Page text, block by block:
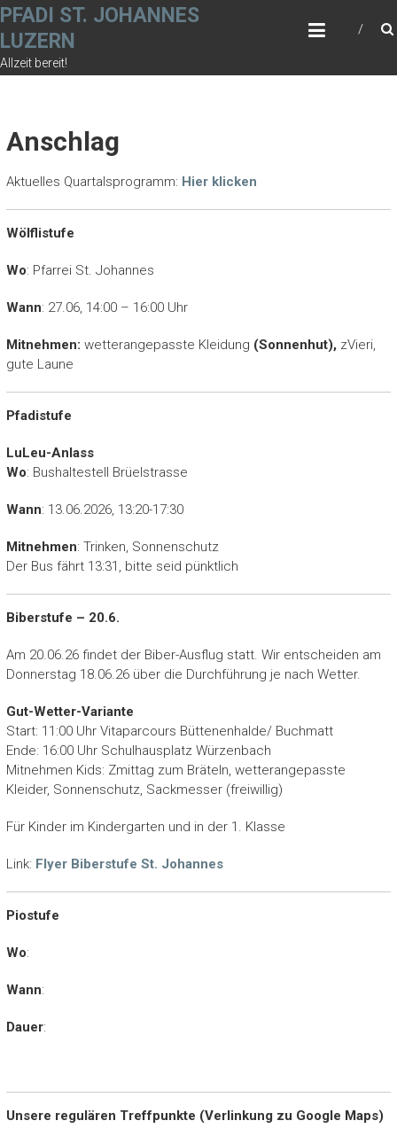
Zum
springen
PFADI ST. JOHANNES
LUZERN
Allzeit bereit!
Anschlag
Aktuelles Quartalsprogramm: Hier klicken
Wölflistufe
Wo: Pfarrei St. Johannes
Wann: 27.06, 14:00 – 16:00 Uhr
Mitnehmen: wetterangepasste Kleidung (Sonnenhut), zVieri,
gute Laune
Pfadistufe
LuLeu-Anlass
Wo: Bushaltestell Brüelstrasse
Wann: 13.06.2026, 13:20-17:30
Mitnehmen: Trinken, Sonnenschutz
Der Bus fährt 13:31, bitte seid pünktlich
Biberstufe – 20.6.
Am 20.06.26 findet der Biber-Ausflug statt. Wir entscheiden am
Donnerstag 18.06.26 über die Durchführung je nach Wetter.
Gut-Wetter-Variante
Start: 11:00 Uhr Vitaparcours Büttenenhalde/ Buchmatt
Ende: 16:00 Uhr Schulhausplatz Würzenbach
Mitnehmen Kids: Zmittag zum Bräteln, wetterangepasste
Kleider, Sonnenschutz, Sackmesser (freiwillig)
Für Kinder im Kindergarten und in der 1. Klasse
Link: Flyer Biberstufe St. Johannes
Piostufe
Wo:
Wann:
Dauer:
Unsere regulären Treffpunkte (Verlinkung zu Google Maps)